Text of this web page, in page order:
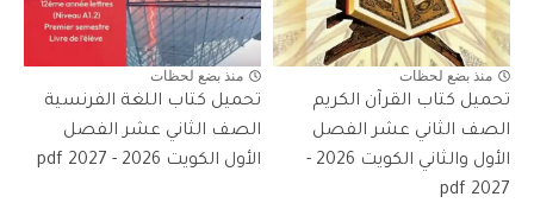
منذ بضع لحظات
تحميل كتاب القرآن الكريم
الصف الثاني عشر الفصل
الأول والثاني الكويت 2026 -
2027 pdf
منذ بضع لحظات
تحميل كتاب اللغة الفرنسية
الصف الثاني عشر الفصل
الأول الكويت 2026 - 2027 pdf